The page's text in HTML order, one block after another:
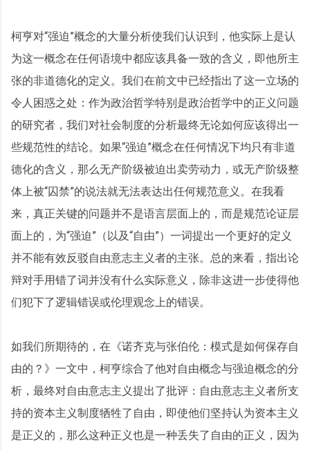
柯亨对“强迫”概念的大量分析使我们认识到，他实际上是认
为这一概念在任何语境中都应该具备一致的含义，即他所主
张的非道德化的定义。我们在前文中已经指出了这一立场的
令人困惑之处：作为政治哲学特别是政治哲学中的正义问题
的研究者，我们对社会制度的分析最终无论如何应该得出一
些规范性的结论。如果“强迫”概念在任何情况下均只有非道
德化的含义，那么无产阶级被迫出卖劳动力，或无产阶级整
体上被“囚禁”的说法就无法表达出任何规范意义。在我看
来，真正关键的问题并不是语言层面上的，而是规范论证层
面上的，为“强迫”（以及“自由”）一词提出一个更好的定义
并不能有效反驳自由意志主义者的主张。总的来看，指出论
辩对手用错了词并没有什么实际意义，除非这进一步使得他
们犯下了逻辑错误或伦理观念上的错误。
如我们所期待的，在《诺齐克与张伯伦：模式是如何保存自
由的？》一文中，柯亨综合了他对自由概念与强迫概念的分
析，最终对自由意志主义提出了批评：自由意志主义者所支
持的资本主义制度牺牲了自由，即使他们坚持认为资本主义
是正义的，那么这种正义也是一种丢失了自由的正义，因为